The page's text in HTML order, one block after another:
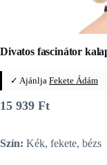
Divatos fascinátor
✓ Ajánlja Fekete Ádám
15 939 Ft
Szín: Kék, fekete, bézs